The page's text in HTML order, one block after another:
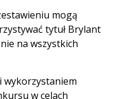
mogą
tytuł Brylant
na wszystkich
wykorzystaniem
w celach